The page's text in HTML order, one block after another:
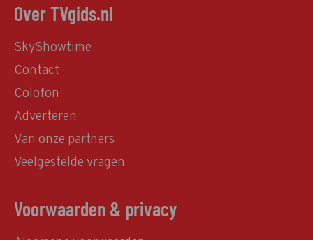
Over TVgids.nl
SkyShowtime
Contact
Colofon
Adverteren
Van onze partners
Veelgestelde vragen
Voorwaarden & privacy